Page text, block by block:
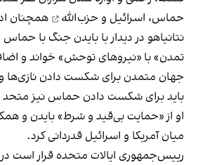
حماس، اسرائیل و حزب‌الله
همچنان
نتانیاهو در دیدار با بایدن جنگ با حماس
تمدن» با «نیروهای توحش» خواند و
جهان متمدن برای شکست دادن
باید برای شکست دادن حماس نیز
او از «حمایت بی‌قید و شرط» بایدن و
میان آمریکا و اسرائیل قدردانی کرد.
رییس‌جمهوری ایالات متحده قرار است